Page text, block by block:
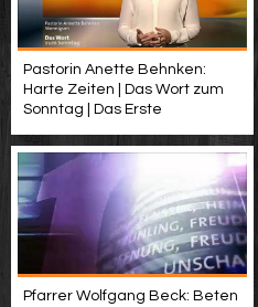
Pastorin Anette Behnken:
Harte Zeiten | Das Wort zum
Sonntag | Das Erste
Pfarrer Wolfgang Beck: Beten